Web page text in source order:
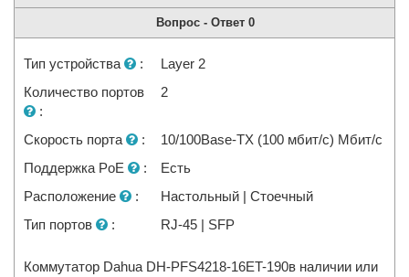
Вопрос - Ответ 0
Тип устройства :
Layer 2
Количество портов
:
2
Скорость порта :
10/100Base-TX (100 мбит/с) Мбит/с
Поддержка PoE
:
Есть
Расположение
:
Настольный | Стоечный
Тип портов
: RJ-45 | SFP
Коммутатор Dahua DH-PFS4218-16ET-190в наличии или